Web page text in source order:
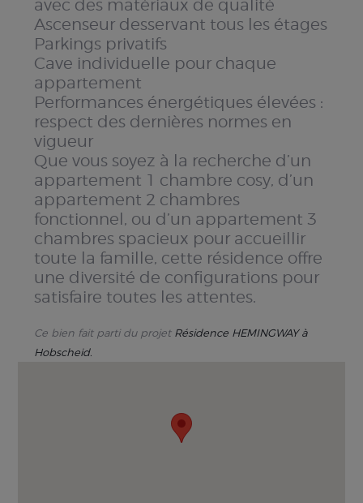
avec des matériaux de qualité
Ascenseur desservant tous les étages
Parkings privatifs
Cave individuelle pour chaque
appartement
Performances énergétiques élevées :
respect des dernières normes en
vigueur
Que vous soyez à la recherche d’un
appartement 1 chambre cosy, d’un
appartement 2 chambres
fonctionnel, ou d’un appartement 3
chambres spacieux pour accueillir
toute la famille, cette résidence offre
une diversité de configurations pour
satisfaire toutes les attentes.
Ce bien fait parti du projet Résidence HEMINGWAY à
Hobscheid.